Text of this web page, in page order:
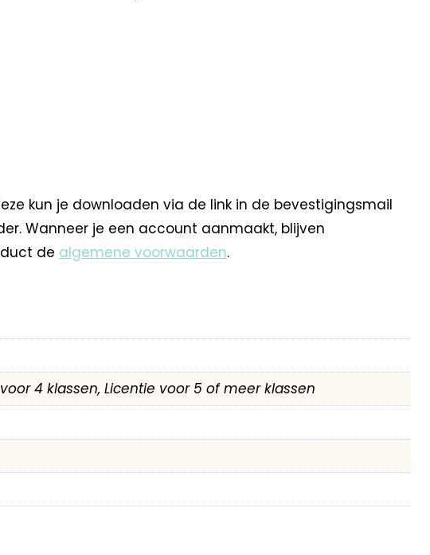
kun je downloaden via de link in de bevestigingsmail
Wanneer je een account aanmaakt, blijven
de algemene voorwaarden.
4 klassen, Licentie voor 5 of meer klassen